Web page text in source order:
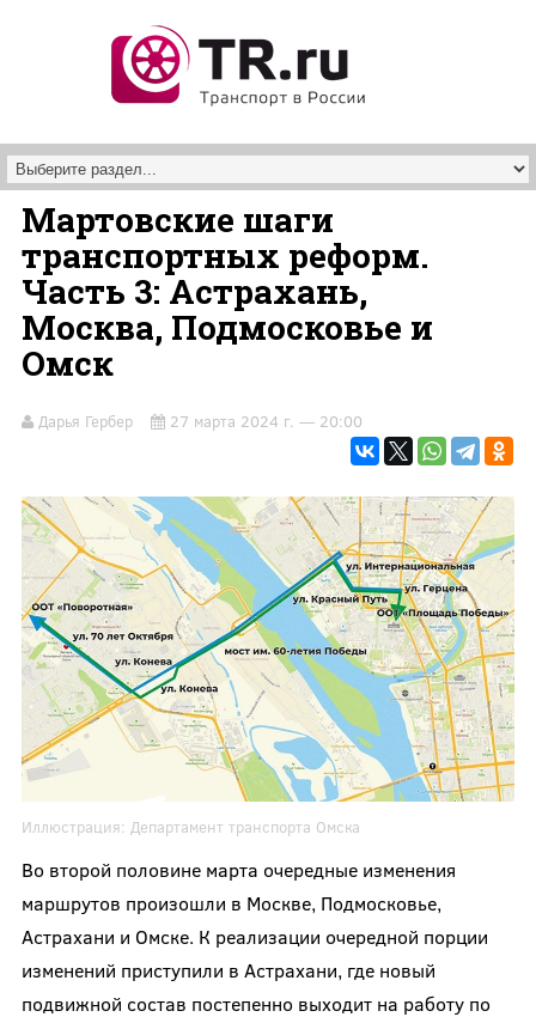
Мартовские шаги
транспортных реформ.
Часть 3: Астрахань,
Москва, Подмосковье и
Омск
Дарья Гербер 27 марта 2024 г. — 20:00
Иллюстрация: Департамент транспорта Омска
Во второй половине марта очередные изменения
маршрутов произошли в Москве, Подмосковье,
Астрахани и Омске. К реализации очередной порции
изменений приступили в Астрахани, где новый
подвижной состав постепенно выходит на работу по